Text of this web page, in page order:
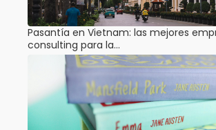
Pasantía en Vietnam: las mejores
consulting para la…